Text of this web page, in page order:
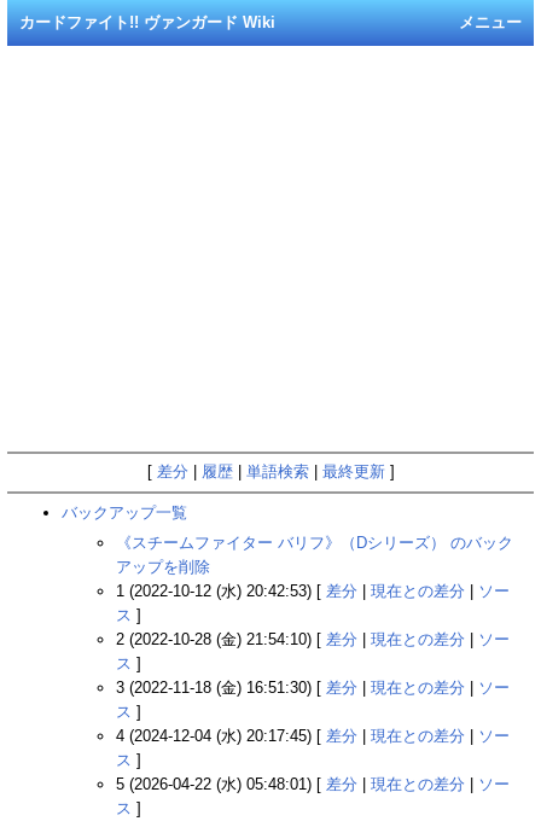
メニュー
カードファイト!! ヴァンガード Wiki
[ 差分 履歴| 単語検索| 最終更新]
バックアップ一覧
《スチームファイター バリフ》（Dシリーズ）‎ のバック
アップを削除
1 (2022-10-12 (水) 20:42:53) [ 差分 現在との差分
ソー
ス ]
2 (2022-10-28 (金) 21:54:10) [ 差分 現在との差分
ソー
ス ]
3 (2022-11-18 (金) 16:51:30) [ 差分 現在との差分
ソー
ス ]
4 (2024-12-04 (水) 20:17:45) [ 差分 現在との差分
ソー
ス ]
5 (2026-04-22 (水) 05:48:01) [ 差分 現在との差分
ソー
ス ]